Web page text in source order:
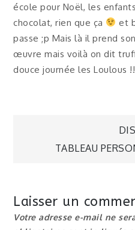
école pour Noël, les
chocolat, rien que ça
et
passe ;p Mais là il prend
œuvre mais voilà on dit
douce journée les Loulous !!
l’article
TABLEAU
Laisser un
Votre adresse e-mail ne